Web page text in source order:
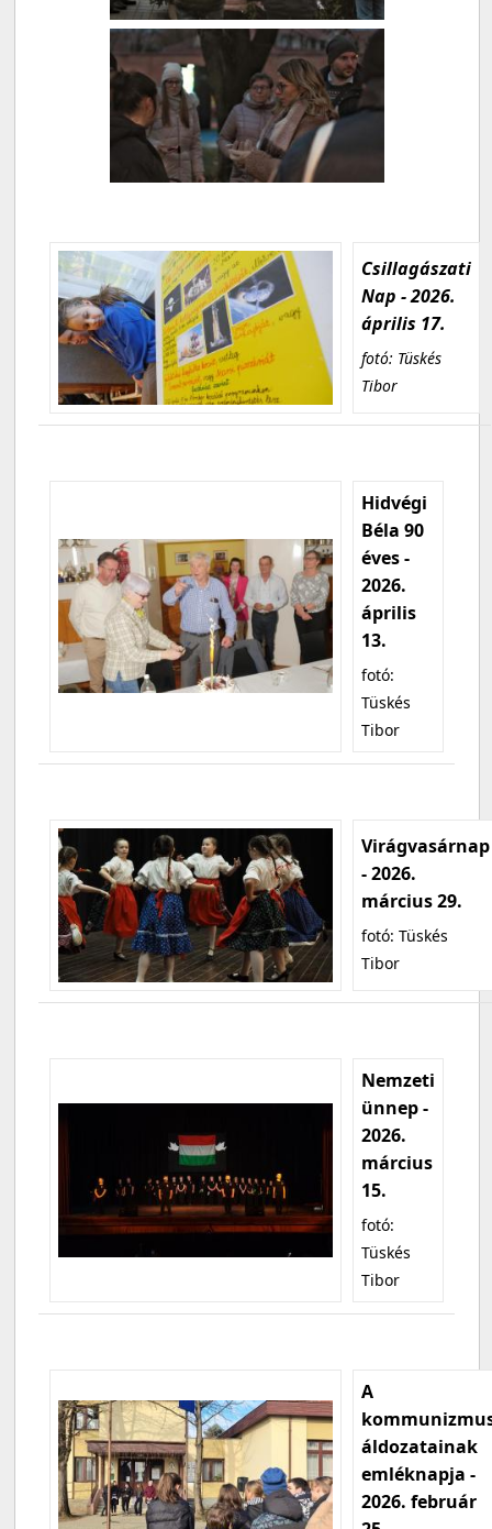
Csillagászati
Nap - 2026.
április 17.
fotó: Tüskés
Tibor
Hidvégi
Béla 90
éves -
2026.
április
13.
fotó:
Tüskés
Tibor
Virágvasárnap
- 2026.
március 29.
fotó: Tüskés
Tibor
Nemzeti
ünnep -
2026.
március
15.
fotó:
Tüskés
Tibor
A
áldozatainak
emléknapja -
2026. február